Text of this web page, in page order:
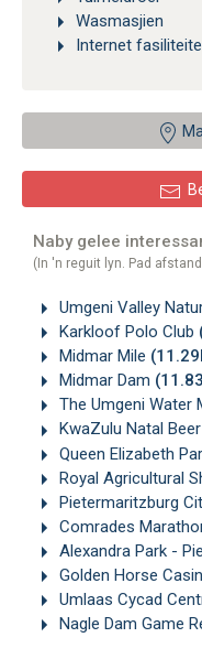
Wasmasjien
Internet fasiliteite
Naby gelee
(In 'n reguit lyn. Pad
Umgeni Valley
Karkloof Polo Club
Midmar Mile
Midmar Dam
The Umgeni Water
KwaZulu Natal
Queen Elizabeth
Royal Agricultural
Pietermaritzburg
Comrades
Alexandra Park -
Golden Horse
Umlaas Cycad
Nagle Dam Game